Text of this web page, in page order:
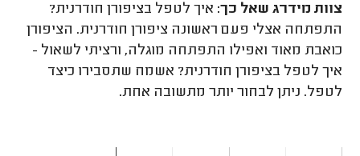
צוות מידרג שאל כך: איך לטפל בציפורן חודרנית?
התפתחה אצלי פעם ראשונה ציפורן חודרנית. הציפורן
כואבת מאוד ואפילו התפתחה מוגלה, ורציתי לשאול -
איך לטפל בציפורן חודרנית? אשמח שתסבירו כיצד
לטפל. ניתן לבחור יותר מתשובה אחת.